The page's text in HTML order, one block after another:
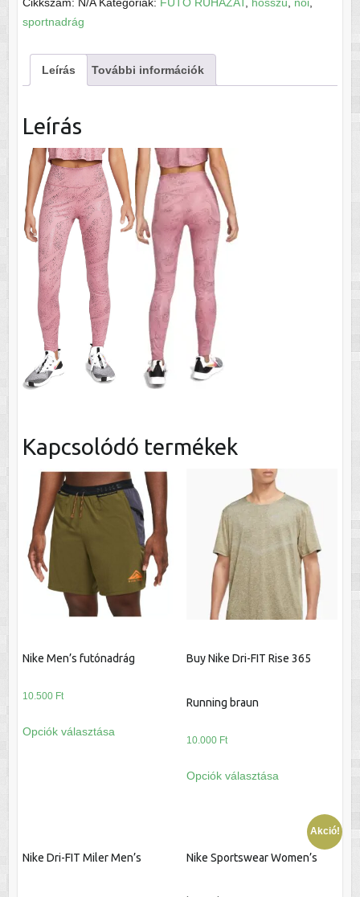
Mid-
Rise
Leggings
mennyiség
sportnadrág
Leírás További információk
Leírás
Kapcsolódó termékek
Nike Men’s futónadrág
10.500 Ft
Opciók választása
a
változatok
Buy Nike Dri-FIT Rise 365
Running braun
10.000 Ft
Opciók választása
a
variációja
van.
Nike Dri-FIT Miler Men’s
Akció!
Nike Sportswear Women’s